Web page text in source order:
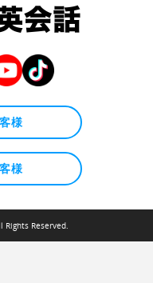
様
様
Rights Reserved.